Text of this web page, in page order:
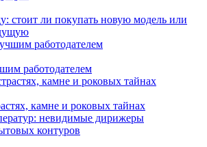
стоит ли покупать новую модель или
работодателем
камне и роковых тайнах